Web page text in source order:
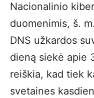
Nacionalinio
duomenimis, š.
DNS užkardos
dieną siekė apie
reiškia, kad tiek
svetaines